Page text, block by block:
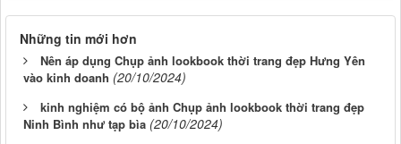
Những tin mới hơn
Nên áp dụng Chụp ảnh lookbook thời trang đẹp Hưng Yên
vào kinh doanh (20/10/2024)
kinh nghiệm có bộ ảnh Chụp ảnh lookbook thời trang đẹp
Ninh Bình như tạp bìa (20/10/2024)